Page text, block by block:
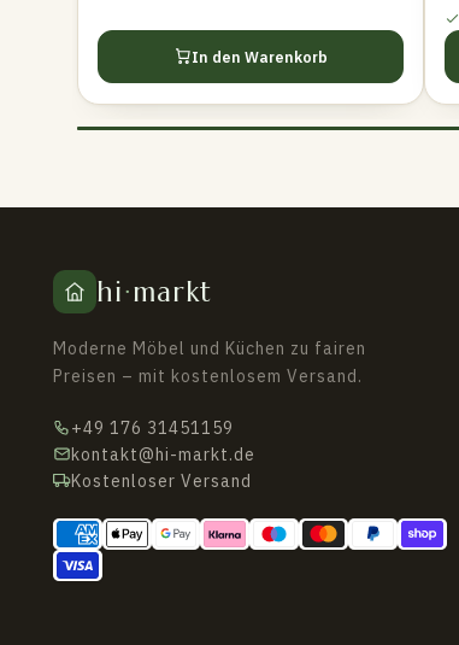
In den Warenkorb
hi·markt
Moderne Möbel und Küchen zu fairen
Preisen – mit kostenlosem Versand.
+49 176 31451159
kontakt@hi-markt.de
Kostenloser Versand